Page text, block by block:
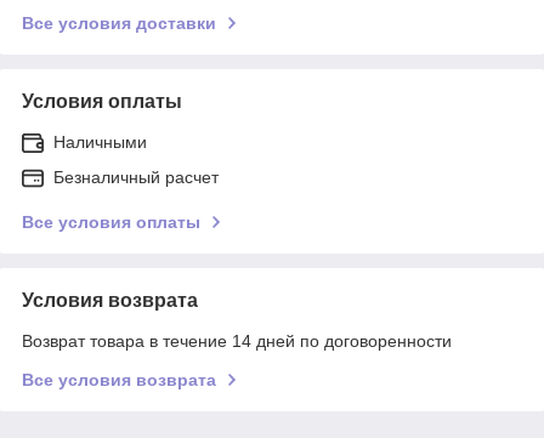
Все условия доставки
Условия оплаты
Наличными
Безналичный расчет
Все условия оплаты
Условия возврата
Возврат товара в течение 14 дней по договоренности
Все условия возврата